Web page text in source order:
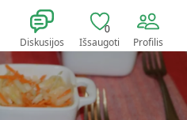
Diskusijos
0
Išsaugoti Profilis